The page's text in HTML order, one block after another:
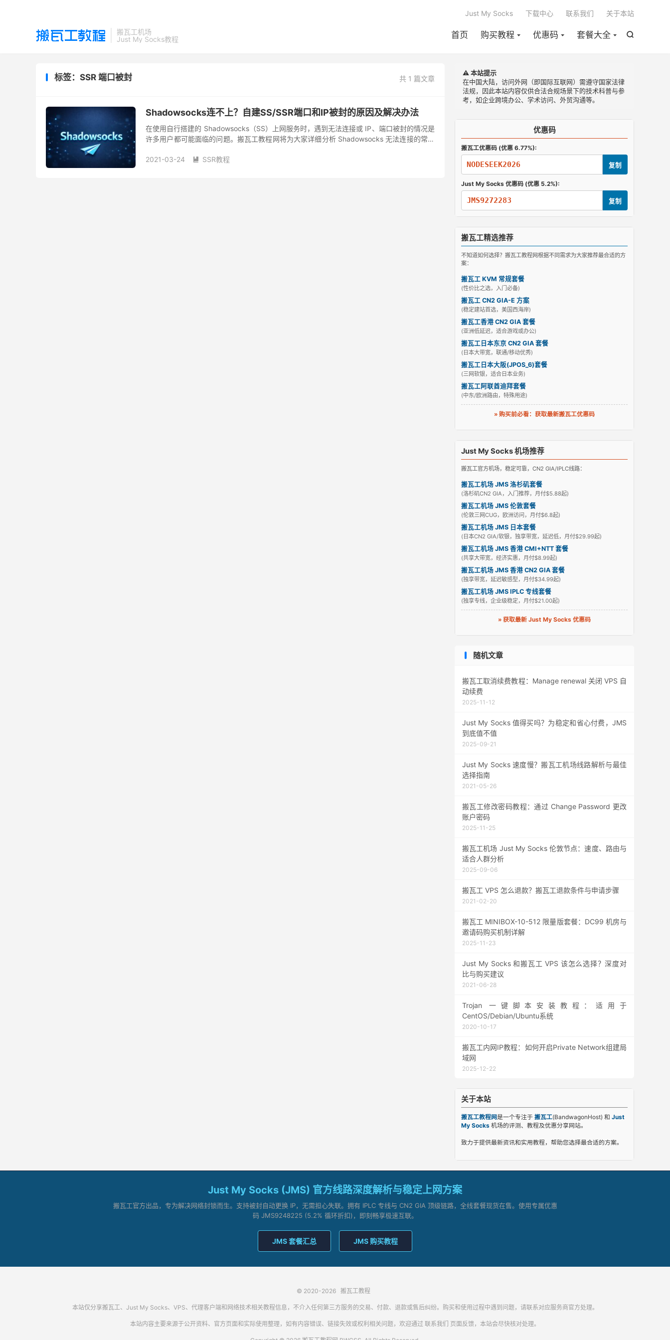
搬瓦工机场
Just My Socks教程

首页 购买教程 优惠码 套餐大全
Just My Socks 下载中心 联系我们 关于本站
共 1 篇文章
标签：SSR 端口被封
Shadowsocks连不上？自建SS/SSR端口和IP被封的原因及解决办法
在使用自行搭建的 Shadowsocks（SS）上网服务时，遇到无法连接或 IP、端口被封的情况是
许多用户都可能面临的问题。搬瓦工教程网将为大家详细分析 Shadowsocks 无法连接的常见
2021-03-24
 SSR教程
⚠️ 本站提示
在中国大陆，访问外网（即国际互联网）需遵守国家法律
法规，因此本站内容仅供合法合规场景下的技术科普与参
考，如企业跨境办公、学术访问、外贸沟通等。
优惠码
搬瓦工优惠码 (优惠 6.77%):
NODESEEK2026 复制
Just My Socks 优惠码 (优惠 5.2%):
JMS9272283 复制
搬瓦工精选推荐
不知道如何选择？搬瓦工教程网根据不同需求为大家推荐最合适的方
案：
搬瓦工 KVM 常规套餐
(性价比之选，入门必备)
搬瓦工 CN2 GIA-E 方案
(稳定建站首选，美国西海岸)
搬瓦工香港 CN2 GIA 套餐
(亚洲低延迟，适合游戏或办公)
搬瓦工日本东京 CN2 GIA 套餐
(日本大带宽，联通/移动优秀)
搬瓦工日本大阪(JPOS_6)套餐
(三网软银，适合日本业务)
搬瓦工阿联酋迪拜套餐
(中东/欧洲路由，特殊用途)
» 购买前必看：获取最新搬瓦工优惠码
Just My Socks 机场推荐
搬瓦工官方机场，稳定可靠，CN2 GIA/IPLC线路：
搬瓦工机场 JMS 洛杉矶套餐
(洛杉矶CN2 GIA，入门推荐，月付$5.88起)
搬瓦工机场 JMS 伦敦套餐
(伦敦三网CUG，欧洲访问，月付$6.8起)
搬瓦工机场 JMS 日本套餐
(日本CN2 GIA/软银，独享带宽，延迟低，月付$29.99起)
搬瓦工机场 JMS 香港 CMI+NTT 套餐
(共享大带宽，经济实惠，月付$8.99起)
搬瓦工机场 JMS 香港 CN2 GIA 套餐
(独享带宽，延迟敏感型，月付$34.99起)
搬瓦工机场 JMS IPLC 专线套餐
(独享专线，企业级稳定，月付$21.00起)
» 获取最新 Just My Socks 优惠码
随机文章
搬瓦工取消续费教程：Manage renewal 关闭 VPS 自
动续费
2025-11-12
Just My Socks 值得买吗？为稳定和省心付费，JMS
到底值不值
2025-09-21
Just My Socks 速度慢？搬瓦工机场线路解析与最佳
选择指南
2021-05-26
搬瓦工修改密码教程：通过 Change Password 更改
账户密码
2025-11-25
搬瓦工机场 Just My Socks 伦敦节点：速度、路由与
适合人群分析
2025-09-06
搬瓦工 VPS 怎么退款？搬瓦工退款条件与申请步骤
2021-02-20
搬瓦工 MINIBOX-10-512 限量版套餐：DC99 机房与
邀请码购买机制详解
2025-11-23
Just My Socks 和搬瓦工 VPS 该怎么选择？深度对
比与购买建议
2021-06-28
Trojan 一键脚本安装教程：适用于
CentOS/Debian/Ubuntu系统
2020-10-17
搬瓦工内网IP教程：如何开启Private Network组建局
域网
2025-12-22
关于本站
搬瓦工教程网是一个专注于 搬瓦工(BandwagonHost) 和 Just
My Socks 机场的评测、教程及优惠分享网站。
致力于提供最新资讯和实用教程，帮助您选择最合适的方案。
Just My Socks (JMS) 官方线路深度解析与稳定上网方案
搬瓦工官方出品，专为解决网络封锁而生。支持被封自动更换 IP，无需担心失联。拥有 IPLC 专线与 CN2 GIA 顶级链路，全线套餐现货在售。使用专属优惠
码 JMS9248225 (5.2% 循环折扣)，即刻畅享极速互联。
JMS 套餐汇总 JMS 购买教程
© 2020-2026 搬瓦工教程
本站仅分享搬瓦工、Just My Socks、VPS、代理客户端和网络技术相关教程信息，不介入任何第三方服务的交易、付款、退款或售后纠纷。购买和使用过程中遇到问题，请联系对应服务商官方处理。
本站内容主要来源于公开资料、官方页面和实际使用整理，如有内容错误、链接失效或权利相关问题，欢迎通过 联系我们 页面反馈，本站会尽快核对处理。